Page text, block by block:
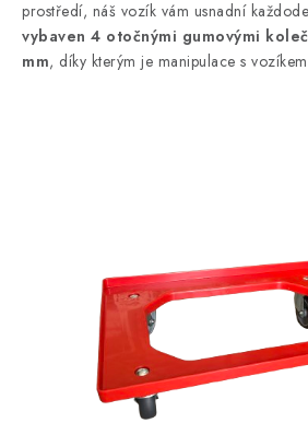
prostředí, náš vozík vám usnadní
vybaven 4 otočnými gumovými
mm, díky kterým je manipulace s